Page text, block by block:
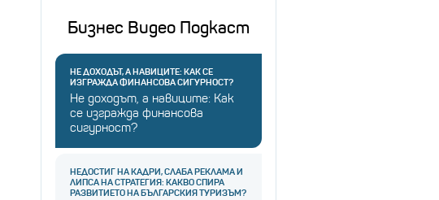
Бизнес Видео Подкаст
НЕ ДОХОДЪТ, А НАВИЦИТЕ: КАК СЕ
ИЗГРАЖДА ФИНАНСОВА СИГУРНОСТ?
Не доходът, а навиците: Как
се изгражда финансова
сигурност?
НЕДОСТИГ НА КАДРИ, СЛАБА РЕКЛАМА И
ЛИПСА НА СТРАТЕГИЯ: КАКВО СПИРА
РАЗВИТИЕТО НА БЪЛГАРСКИЯ ТУРИЗЪМ?